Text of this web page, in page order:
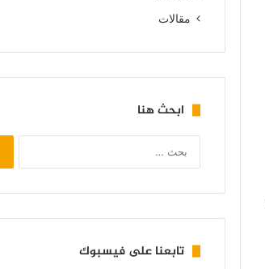
مقالات
ابحث هنا
تابعنا على فيسبوك